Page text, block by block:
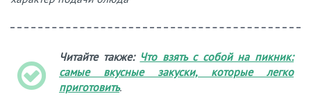
Читайте также: Что взять с собой на пикник:
самые вкусные закуски, которые легко
приготовить.